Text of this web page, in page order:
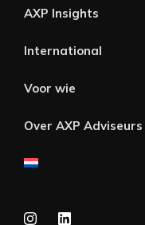
AXP Insights
International
Voor wie
Over AXP Adviseurs